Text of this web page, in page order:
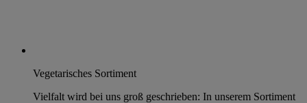
Vegetarisches Sortiment
Vielfalt wird bei uns groß geschrieben: In unserem Sortiment